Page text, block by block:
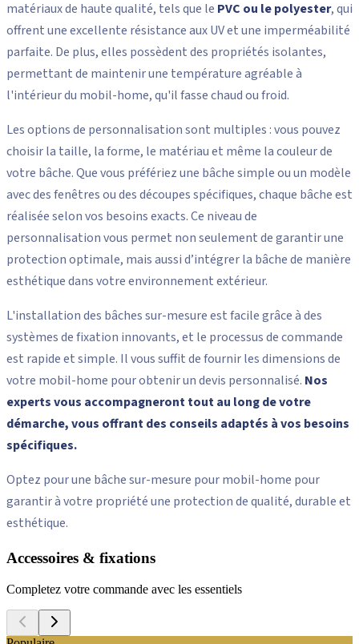
investir dans une bâche personnalisée est essentiel pour
préserver l’intégrité de votre bien tout au long de l'année.
Grâce à leur conception sur-mesure, ces bâches assurent une
protection maximale contre la pluie, le vent, le soleil et les
matériaux de haute qualité, tels que lePVC ou le polyester, qui
offrent une excellente résistance aux UV et une imperméabilité
parfaite. De plus, elles possèdent des propriétés isolantes,
permettant de maintenir une température agréable à
l'intérieur du mobil-home, qu'il fasse chaud ou froid.
Les options de personnalisation sont multiples : vous pouvez
choisir la taille, la forme, le matériau et même la couleur de
avec des fenêtres ou des découpes spécifiques, chaque bâche est
réalisée selon vos besoins exacts. Ce niveau de
personnalisation vous permet non seulement de garantir une
protection optimale, mais aussi d’intégrer la bâche de manière
esthétique dans votre environnement extérieur.
L'installation des bâches sur-mesure est facile grâce à des
est rapide et simple. Il vous suffit de fournir les dimensions de
votre mobil-home pour obtenir un devis personnalisé.Nos
experts vous accompagneront tout au long de votre
spécifiques.
Optez pour une bâche sur-mesure pour mobil-home pour
garantir à votre propriété une protection de qualité, durable et